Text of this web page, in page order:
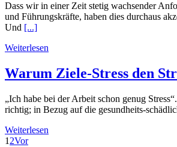
Dass wir in einer Zeit stetig wachsender
und Führungskräfte, haben dies durchaus
Und [...]
Weiterlesen
Warum Ziele-Stress den
„Ich habe bei der Arbeit schon genug
richtig; in Bezug auf die gesundheits-
Weiterlesen
1 2Vor